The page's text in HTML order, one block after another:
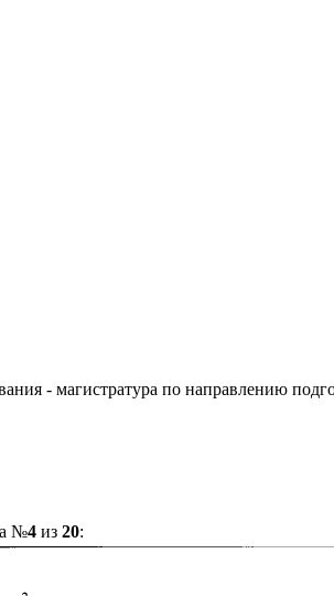
- магистратура по направлению
№4из 20: